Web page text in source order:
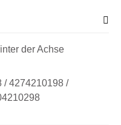
der Achse
/ 4274210198 /